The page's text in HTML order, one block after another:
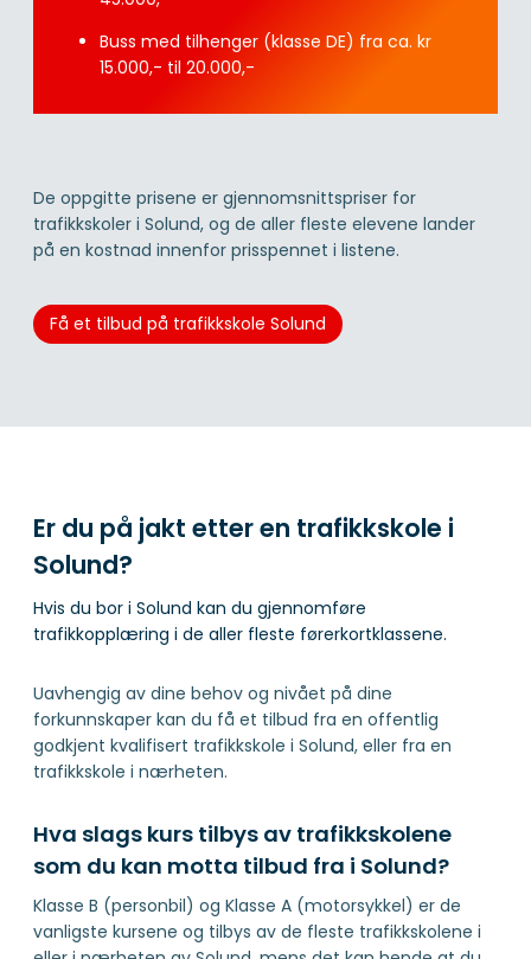
Buss med tilhenger (klasse DE) fra ca. kr
15.000,- til 20.000,-
De oppgitte prisene er gjennomsnittspriser for
trafikkskoler i Solund, og de aller fleste elevene lander
på en kostnad innenfor prisspennet i listene.
Få et tilbud på trafikkskole Solund
Er du på jakt etter en trafikkskole i
Solund?
Hvis du bor i Solund kan du gjennomføre
trafikkopplæring i de aller fleste førerkortklassene.
Uavhengig av dine behov og nivået på dine
forkunnskaper kan du få et tilbud fra en offentlig
godkjent kvalifisert trafikkskole i Solund, eller fra en
trafikkskole i nærheten.
Hva slags kurs tilbys av trafikkskolene
som du kan motta tilbud fra i Solund?
Klasse B (personbil) og Klasse A (motorsykkel) er de
vanligste kursene og tilbys av de fleste trafikkskolene i